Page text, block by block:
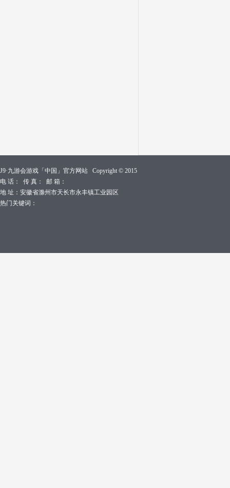
J9·九游会游戏「中国」官方网站 Copyright © 2015
电 话： 传 真： 邮 箱：
地 址：安徽省滁州市天长市永丰镇工业园区
热门关键词：